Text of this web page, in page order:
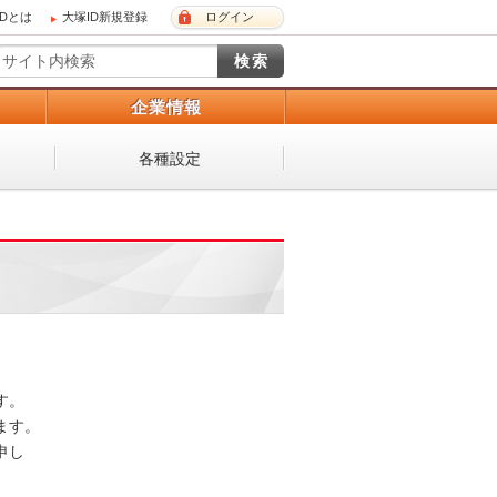
とは 大塚ID新規登録 ログイン
企業情報
各種設定
。
す。
し